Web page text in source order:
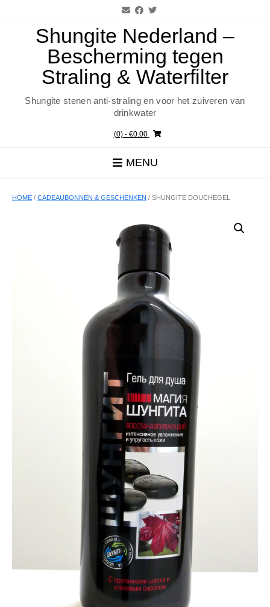
Shungite Nederland –
Bescherming tegen
Straling & Waterfilter
Shungite stenen anti-straling en voor het zuiveren van
drinkwater
(0)- €0.00
MENU
HOME / CADEAUBONNEN & GESCHENKEN / SHUNGITE DOUCHEGEL